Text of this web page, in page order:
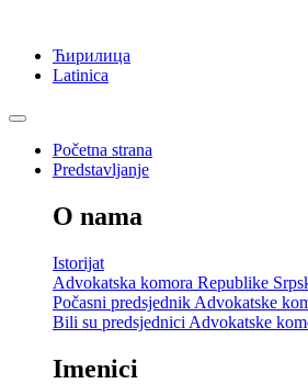
Ћирилица
Latinica
Početna strana
Predstavljanje
O nama
Istorijat
Advokatska komora Republike
Počasni predsjednik Advokatske
Bili su predsjednici Advokatske
Imenici